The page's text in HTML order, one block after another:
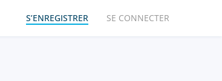
S’ENREGISTRER SE CONNECTER